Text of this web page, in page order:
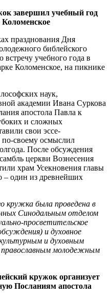
завершил учебный год
Коломенское
празднования Дня
библейского
учебного года в
Коломенское, на пикнике
наук,
академии Ивана Суркова
апостола Павла к
и сложных
свои эссе-
своему осмыслил
После обсуждения
церкви Вознесения
храм Усекновения главы
– один из древнейших
кружка была проведена в
Синодальным отделом
просветительское
и духовное
культурным и духовным
православным молодежным
кружок организует
Посланиям апостола